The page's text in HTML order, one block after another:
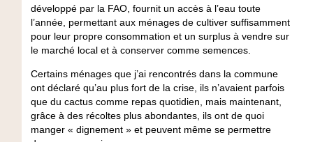
développé par la FAO, fournit un accès à l’eau toute
l’année, permettant aux ménages de cultiver suffisamment
pour leur propre consommation et un surplus à vendre sur
le marché local et à conserver comme semences.
Certains ménages que j’ai rencontrés dans la commune
ont déclaré qu’au plus fort de la crise, ils n’avaient parfois
que du cactus comme repas quotidien, mais maintenant,
grâce à des récoltes plus abondantes, ils ont de quoi
manger « dignement » et peuvent même se permettre